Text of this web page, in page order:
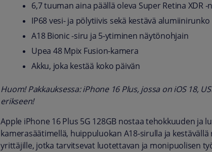
6,7 tuuman aina päällä oleva Super Retina XDR -
IP68 vesi- ja pölytiivis sekä kestävä alumiinirunko
A18 Bionic ‑siru ja 5-ytiminen näytönohjain
Upea 48 Mpix Fusion-kamera
Akku, joka kestää koko päivän
Huom! Pakkauksessa: iPhone 16 Plus, jossa on iOS 18,
erikseen!
Apple iPhone 16 Plus 5G 128GB nostaa tehokkuuden ja
kamerasäätimellä, huippuluokan A18-sirulla ja
yrittäjille, jotka tarvitsevat luotettavan ja monipuolisen